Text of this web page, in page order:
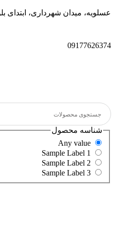
عسلویه، میدان شهرداری،
09177626374
شناسه محصول